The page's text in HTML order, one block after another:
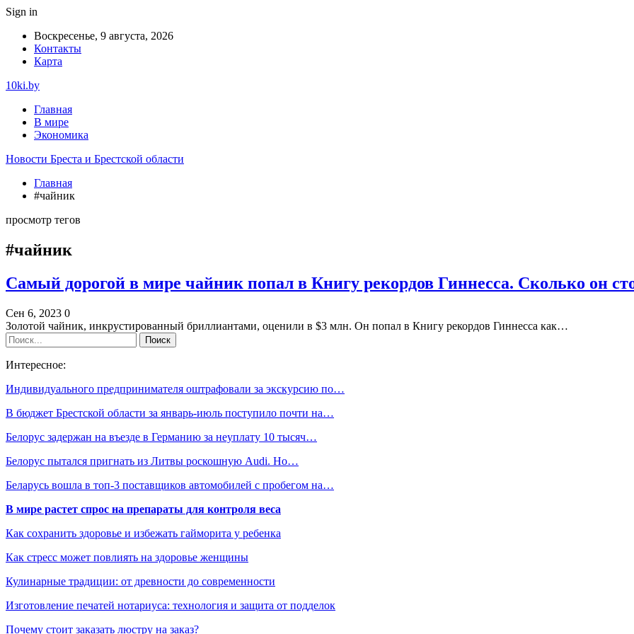
Sign in
Воскресенье, 9 августа, 2026
Контакты
Карта
10ki.by
Главная
В мире
Экономика
Новости Бреста и Брестской области
Главная
#чайник
просмотр тегов
#чайник
Самый дорогой в мире чайник попал в Книгу рекордов Гиннесса. Сколько он
Сен 6, 2023 0
Золотой чайник, инкрустированный бриллиантами, оценили в $3 млн. Он попал в Книгу рекордов Гиннесса как…
Интересное:
Индивидуального предпринимателя оштрафовали за экскурсию по…
В бюджет Брестской области за январь-июль поступило почти на…
Белорус задержан на въезде в Германию за неуплату 10 тысяч…
Белорус пытался пригнать из Литвы роскошную Audi. Но…
Беларусь вошла в топ-3 поставщиков автомобилей с пробегом на…
В мире растет спрос на препараты для контроля веса
Как сохранить здоровье и избежать гайморита у ребенка
Как стресс может повлиять на здоровье женщины
Кулинарные традиции: от древности до современности
Изготовление печатей нотариуса: технология и защита от подделок
Почему стоит заказать люстру на заказ?